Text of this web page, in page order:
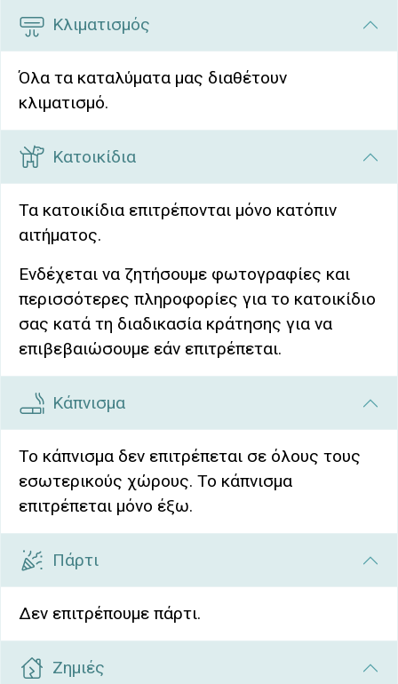
Κλιματισμός
Όλα τα καταλύματα μας διαθέτουν
κλιματισμό.
Κατοικίδια
Τα κατοικίδια επιτρέπονται μόνο κατόπιν
αιτήματος.
Ενδέχεται να ζητήσουμε φωτογραφίες και
περισσότερες πληροφορίες για το κατοικίδιο
σας κατά τη διαδικασία κράτησης για να
επιβεβαιώσουμε εάν επιτρέπεται.
Κάπνισμα
Το κάπνισμα δεν επιτρέπεται σε όλους τους
εσωτερικούς χώρους. Το κάπνισμα
επιτρέπεται μόνο έξω.
Πάρτι
Δεν επιτρέπουμε πάρτι.
Ζημιές